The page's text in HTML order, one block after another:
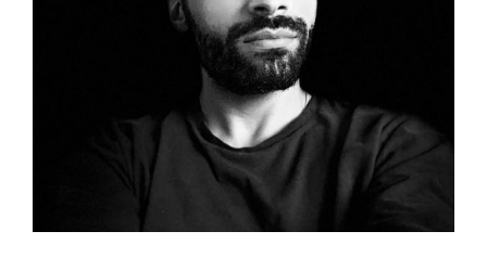
Ο Στέφανος Κακαβούλης μας αποκαλύπτει πτυχές του
εαυτού του!